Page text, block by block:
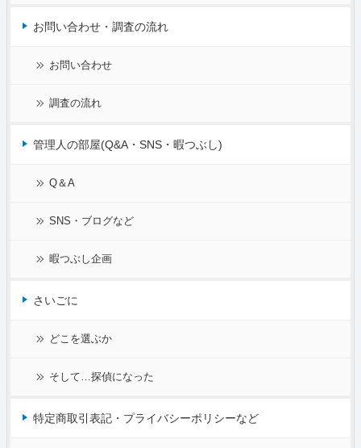
お問い合わせ・調査の流れ
お問い合わせ
調査の流れ
管理人の部屋(Q&A・SNS・暇つぶし)
Q＆A
SNS・ブログなど
暇つぶし企画
さいごに
どこを選ぶか
そして…探偵になった
特定商取引表記・プライバシーポリシーなど